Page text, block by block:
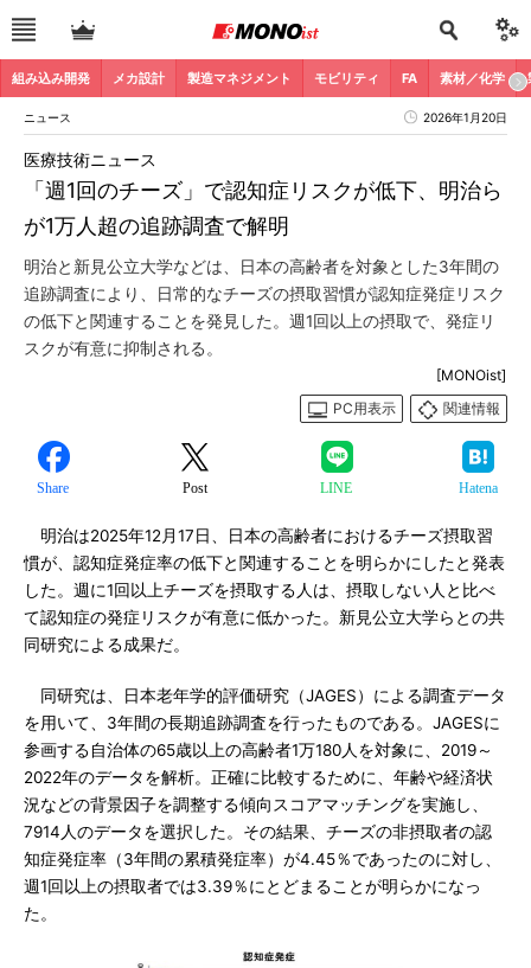
組み込み開発 メカ設計 製造マネジメント モビリティ FA 素材／化学
ニュース 2026年1月20日
「週1回のチーズ」で認知症リスクが低下、明治ら
が1万人超の追跡調査で解明
医療技術ニュース
明治と新見公立大学などは、日本の高齢者を対象とした3年間の
追跡調査により、日常的なチーズの摂取習慣が認知症発症リスク
の低下と関連することを発見した。週1回以上の摂取で、発症リ
スクが有意に抑制される。
[MONOist]
PC用表示
関連情報
Share Post LINE Hatena
明治は2025年12月17日、日本の高齢者におけるチーズ摂取習
慣が、認知症発症率の低下と関連することを明らかにしたと発表
した。週に1回以上チーズを摂取する人は、摂取しない人と比べ
て認知症の発症リスクが有意に低かった。新見公立大学らとの共
同研究による成果だ。
同研究は、日本老年学的評価研究（JAGES）による調査データ
を用いて、3年間の長期追跡調査を行ったものである。JAGESに
参画する自治体の65歳以上の高齢者1万180人を対象に、2019～
2022年のデータを解析。正確に比較するために、年齢や経済状
況などの背景因子を調整する傾向スコアマッチングを実施し、
7914人のデータを選択した。その結果、チーズの非摂取者の認
知症発症率（3年間の累積発症率）が4.45％であったのに対し、
週1回以上の摂取者では3.39％にとどまることが明らかになっ
た。